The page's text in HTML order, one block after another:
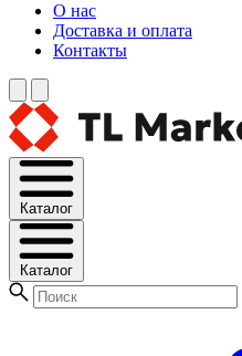
О нас
Доставка и оплата
Контакты
Каталог
Каталог